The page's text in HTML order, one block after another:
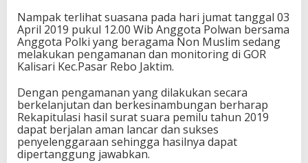
Nampak terlihat suasana pada hari jumat tanggal 03
April 2019 pukul 12.00 Wib Anggota Polwan bersama
Anggota Polki yang beragama Non Muslim sedang
melakukan pengamanan dan monitoring di GOR
Kalisari Kec.Pasar Rebo Jaktim.
Dengan pengamanan yang dilakukan secara
berkelanjutan dan berkesinambungan berharap
Rekapitulasi hasil surat suara pemilu tahun 2019
dapat berjalan aman lancar dan sukses
penyelenggaraan sehingga hasilnya dapat
dipertanggung jawabkan.